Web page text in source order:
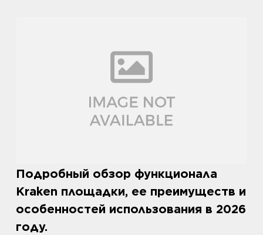
Подробный обзор функционала
Kraken площадки, ее преимуществ и
особенностей использования в 2026
году.